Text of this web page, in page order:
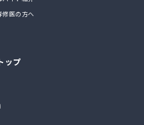
修医の方へ
ップ